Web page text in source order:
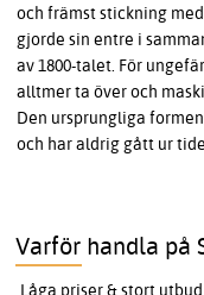
och främst stickning med
gjorde sin entre i
av 1800-talet. För
alltmer ta över och
Den ursprungliga
och har aldrig gått ur
Varför handla på